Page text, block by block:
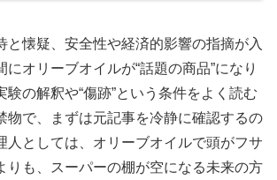
と懐疑、安全性や経済的影響の指摘が入
にオリーブオイルが“話題の商品”になり
験の解釈や“傷跡”という条件をよく読む
物で、まずは元記事を冷静に確認するの
人としては、オリーブオイルで頭がフサ
りも、スーパーの棚が空になる未来の方